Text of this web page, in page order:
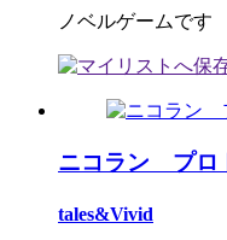
ノベルゲームです
ニコラン プロ
tales&Vivid